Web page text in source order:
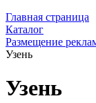
Главная страница
Каталог
Размещение
Узень
Узень